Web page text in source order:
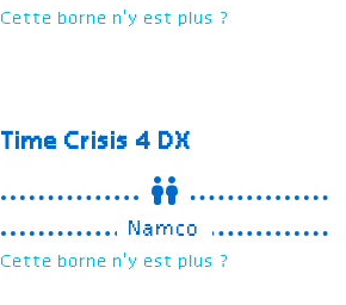
Cette borne n'y est plus ?
Time Crisis 4DX
Namco
Cette borne n'y est plus ?